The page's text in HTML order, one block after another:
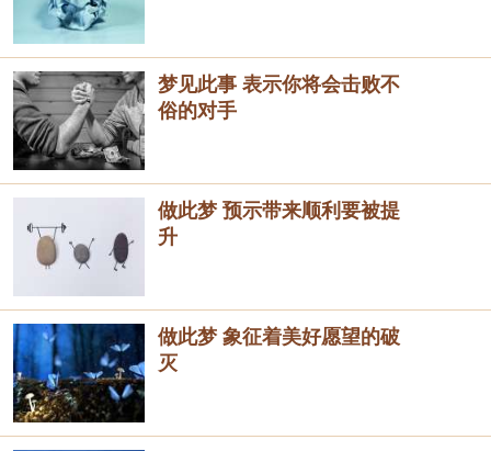
梦见此事 表示你将会击败不
俗的对手
做此梦 预示带来顺利要被提
升
做此梦 象征着美好愿望的破
灭